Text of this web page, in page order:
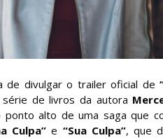
de divulgar o trailer oficial de
série de livros da autora
alto de uma saga que
Culpa” e “Sua Culpa”, que